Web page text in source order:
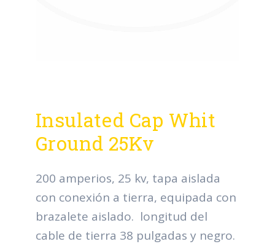
Insulated Cap Whit
Ground 25Kv
200 amperios, 25 kv, tapa aislada
con conexión a tierra, equipada con
brazalete aislado. longitud del
cable de tierra 38 pulgadas y negro.